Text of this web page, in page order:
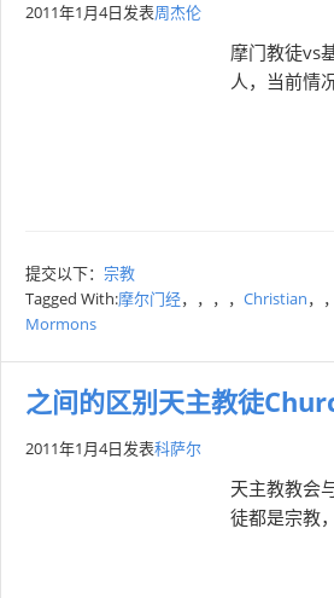
2011年1月4日发表周杰伦
摩门教徒vs
人，当前情
提交以下： 宗教
Tagged With:摩尔门经，，，， Christian，
Mormons
之间的区别天主教徒
2011年1月4日发表科萨尔
天主教教会
徒都是宗教